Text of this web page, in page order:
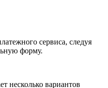
сервиса, следуя
форму.
несколько вариантов